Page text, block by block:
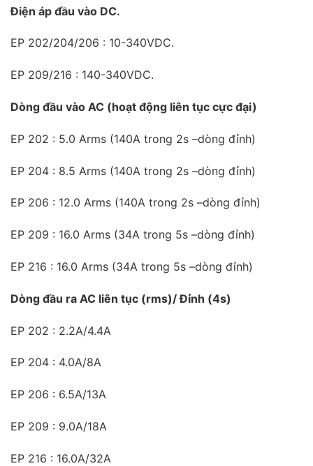
Điện áp đầu vào DC.
EP 202/204/206 : 10-340VDC.
EP 209/216 : 140-340VDC.
Dòng đầu vào AC (hoạt động liên tục cực đại)
EP 202 : 5.0 Arms (140A trong 2s –dòng đỉnh)
EP 204 : 8.5 Arms (140A trong 2s –dòng đỉnh)
EP 206 : 12.0 Arms (140A trong 2s –dòng đỉnh)
EP 209 : 16.0 Arms (34A trong 5s –dòng đỉnh)
EP 216 : 16.0 Arms (34A trong 5s –dòng đỉnh)
Dòng đầu ra AC liên tục (rms)/ Đỉnh (4s)
EP 202 : 2.2A/4.4A
EP 204 : 4.0A/8A
EP 206 : 6.5A/13A
EP 209 : 9.0A/18A
EP 216 : 16.0A/32A